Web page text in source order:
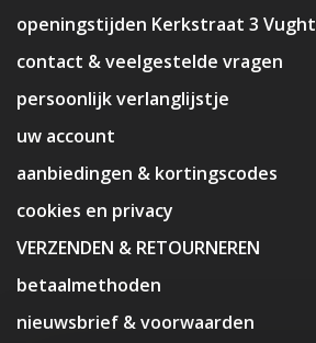
openingstijden Kerkstraat 3 Vught
contact & veelgestelde vragen
persoonlijk verlanglijstje
uw account
aanbiedingen & kortingscodes
cookies en privacy
VERZENDEN & RETOURNEREN
betaalmethoden
nieuwsbrief & voorwaarden